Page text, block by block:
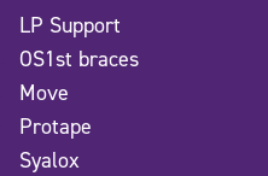
LP Support
OS1st braces
Move
Protape
Syalox